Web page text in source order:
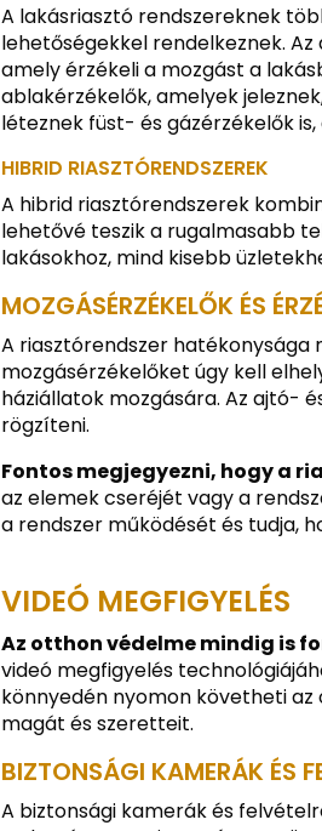
A lakásriasztó rendszereknek
lehetőségekkel rendelkeznek.
amely érzékeli a mozgást a
ablakérzékelők, amelyek
léteznek füst- és gázérzékelők
HIBRID RIASZTÓRENDSZEREK
A hibrid riasztórendszerek
lehetővé teszik a rugalmasabb
lakásokhoz, mind kisebb
MOZGÁSÉRZÉKELŐK ÉS
A riasztórendszer
mozgásérzékelőket úgy kell
háziállatok mozgására. Az ajtó-
rögzíteni.
Fontos megjegyezni, hogy a
az elemek cseréjét vagy a
a rendszer működését és tudja,
VIDEÓ MEGFIGYELÉS
Az otthon védelme mindig is
videó megfigyelés
könnyedén nyomon követheti
magát és szeretteit.
BIZTONSÁGI KAMERÁK ÉS
A biztonsági kamerák és